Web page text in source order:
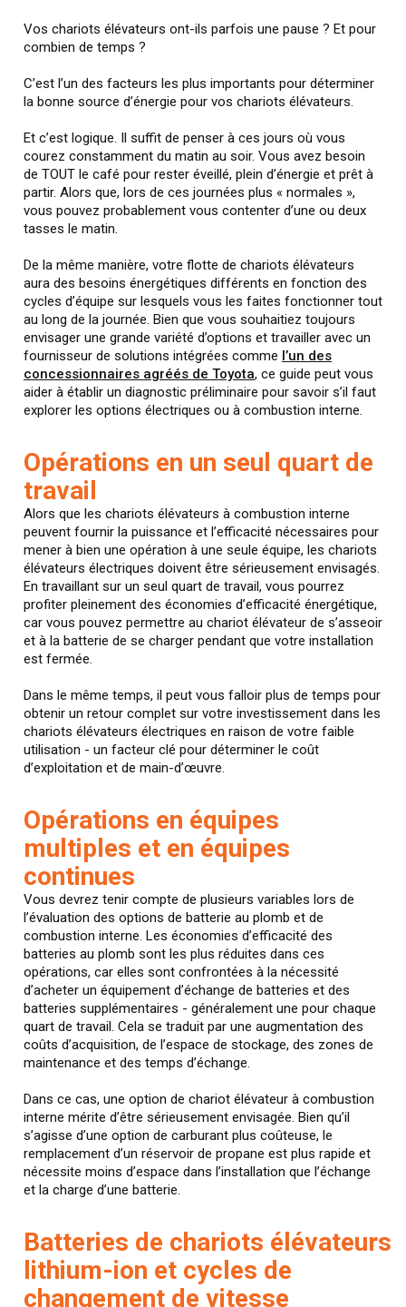
Vos chariots élévateurs ont-ils parfois une pause ? Et pour
combien de temps ?
C’est l’un des facteurs les plus importants pour déterminer
la bonne source d’énergie pour vos chariots élévateurs.
Et c’est logique. Il suffit de penser à ces jours où vous
courez constamment du matin au soir. Vous avez besoin
de TOUT le café pour rester éveillé, plein d’énergie et prêt à
partir. Alors que, lors de ces journées plus « normales »,
vous pouvez probablement vous contenter d’une ou deux
tasses le matin.
De la même manière, votre flotte de chariots élévateurs
aura des besoins énergétiques différents en fonction des
cycles d’équipe sur lesquels vous les faites fonctionner tout
au long de la journée. Bien que vous souhaitiez toujours
envisager une grande variété d’options et travailler avec un
fournisseur de solutions intégrées comme l’un des
concessionnaires agréés de Toyota, ce guide peut vous
aider à établir un diagnostic préliminaire pour savoir s’il faut
explorer les options électriques ou à combustion interne.
Opérations en un seul quart de
travail
Alors que les chariots élévateurs à combustion interne
peuvent fournir la puissance et l’efficacité nécessaires pour
mener à bien une opération à une seule équipe, les chariots
élévateurs électriques doivent être sérieusement envisagés.
En travaillant sur un seul quart de travail, vous pourrez
profiter pleinement des économies d’efficacité énergétique,
car vous pouvez permettre au chariot élévateur de s’asseoir
et à la batterie de se charger pendant que votre installation
est fermée.
Dans le même temps, il peut vous falloir plus de temps pour
obtenir un retour complet sur votre investissement dans les
chariots élévateurs électriques en raison de votre faible
utilisation - un facteur clé pour déterminer le coût
d’exploitation et de main-d’œuvre.
Opérations en équipes
multiples et en équipes
continues
Vous devrez tenir compte de plusieurs variables lors de
l’évaluation des options de batterie au plomb et de
combustion interne. Les économies d’efficacité des
batteries au plomb sont les plus réduites dans ces
opérations, car elles sont confrontées à la nécessité
d’acheter un équipement d’échange de batteries et des
batteries supplémentaires - généralement une pour chaque
quart de travail. Cela se traduit par une augmentation des
coûts d’acquisition, de l’espace de stockage, des zones de
maintenance et des temps d’échange.
Dans ce cas, une option de chariot élévateur à combustion
interne mérite d’être sérieusement envisagée. Bien qu’il
s’agisse d’une option de carburant plus coûteuse, le
remplacement d’un réservoir de propane est plus rapide et
nécessite moins d’espace dans l’installation que l’échange
et la charge d’une batterie.
Batteries de chariots élévateurs
lithium-ion et cycles de
changement de vitesse